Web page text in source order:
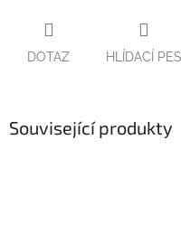
DOTAZ HLÍDACÍ PES
Související produkty